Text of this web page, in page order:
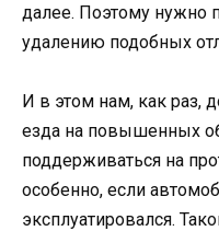
далее. Поэтому нужно
удалению подобных
И в этом нам, как раз,
езда на повышенных
поддерживаться на
особенно, если
эксплуатировался.